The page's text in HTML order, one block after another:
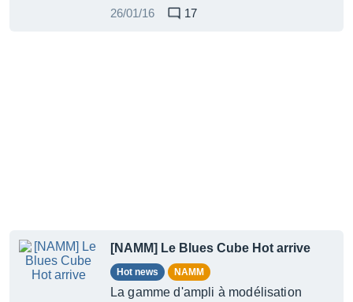
26/01/16
17
[NAMM] Le Blues Cube Hot arrive
Hot news NAMM
La gamme d'ampli à modélisation